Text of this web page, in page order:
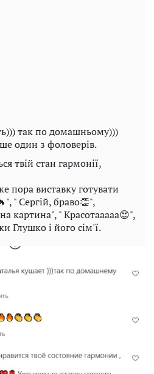
так по домашньому)))
один з фоловерів.
твій стан гармонії,
пора виставку готувати
" Сергій, браво👏",
картина", " Красотааааа😍",
Глушко і його сім'ї.